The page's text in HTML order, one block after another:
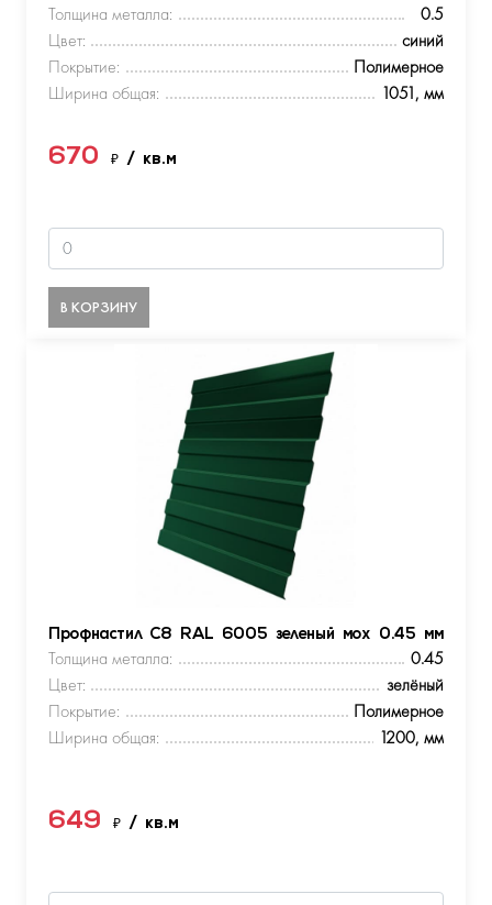
Толщина металла:
0.5
Цвет:
синий
Покрытие:
Полимерное
Ширина общая:
1051, мм
670 ₽ / кв.м
В КОРЗИНУ
Профнастил С8 RAL 6005 зеленый мох 0.45 мм
Толщина металла:
0.45
Цвет:
зелёный
Покрытие:
Полимерное
Ширина общая:
1200, мм
649 ₽ / кв.м